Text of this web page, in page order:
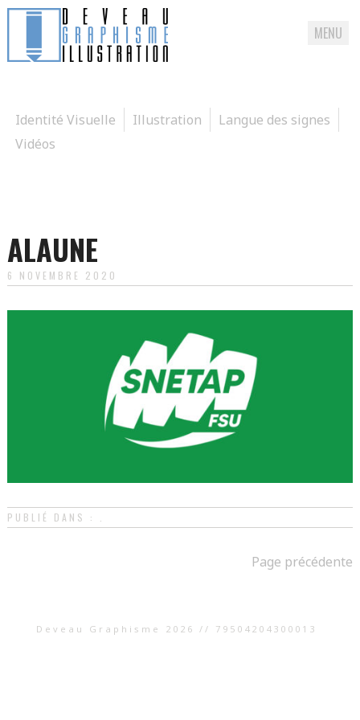
MENU
au
contenu
Identité Visuelle Illustration
Langue des signes
Vidéos
ALAUNE
6 NOVEMBRE 2020
PUBLIÉ DANS : .
Page précédente
Deveau Graphisme 2026 // 79504204300013